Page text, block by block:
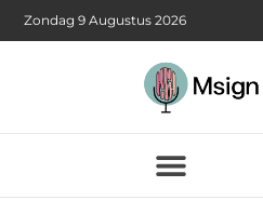
Zondag 9 Augustus 2026